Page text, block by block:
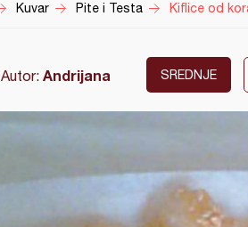
Kuvar Pite i Testa Kiflice od
Autor: Andrijana SREDNJE